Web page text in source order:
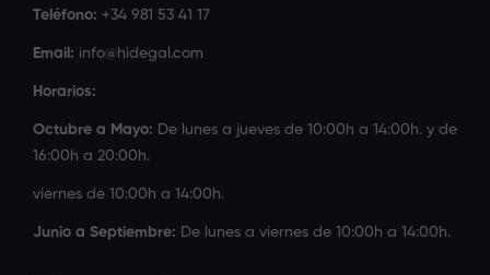
Teléfono: +34 981 53 41 17
Email: info@hidegal.com
Horarios:
Octubre a Mayo: De lunes a jueves de 10:00h a 14:00h. y de
16:00h a 20:00h.
viernes de 10:00h a 14:00h.
Junio a Septiembre: De lunes a viernes de 10:00h a 14:00h.